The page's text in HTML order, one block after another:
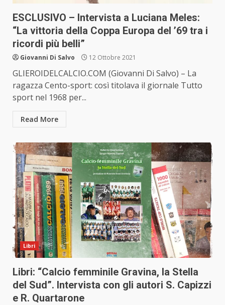
ESCLUSIVO – Intervista a Luciana Meles:
“La vittoria della Coppa Europa del ’69 tra i
ricordi più belli”
Giovanni Di Salvo 12 Ottobre 2021
GLIEROIDELCALCIO.COM (Giovanni Di Salvo) – La
ragazza Cento-sport: così titolava il giornale Tutto
sport nel 1968 per...
Read More
Libri
Libri: “Calcio femminile Gravina, la Stella
del Sud”. Intervista con gli autori S. Capizzi
e R. Quartarone